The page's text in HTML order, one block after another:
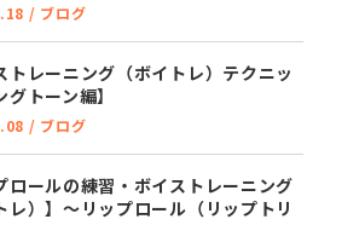
/ ブログ
トレーニング（ボイトレ）テクニッ
トーン編】
/ ブログ
ロールの練習・ボイストレーニング
レ）】～リップロール（リップトリ